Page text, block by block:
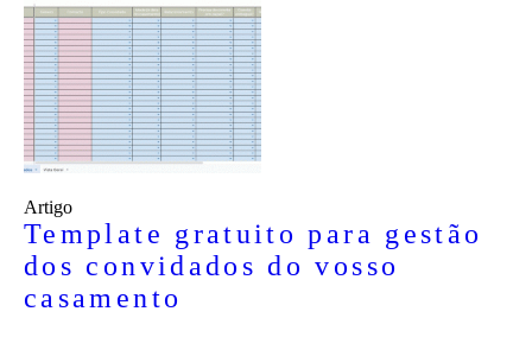
Artigo
Template gratuito para gestão
dos convidados do vosso
casamento